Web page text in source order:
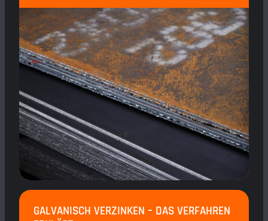
GALVANISCH VERZINKEN – DAS VERFAHREN